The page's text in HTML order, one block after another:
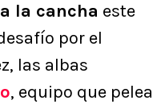
la cancha este
por el
las albas
, equipo que pelea